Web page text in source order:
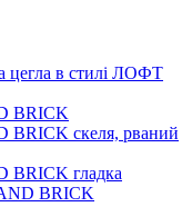
цегла в стилі ЛОФТ
BRICK
BRICK скеля, рваний
BRICK гладка
BRICK